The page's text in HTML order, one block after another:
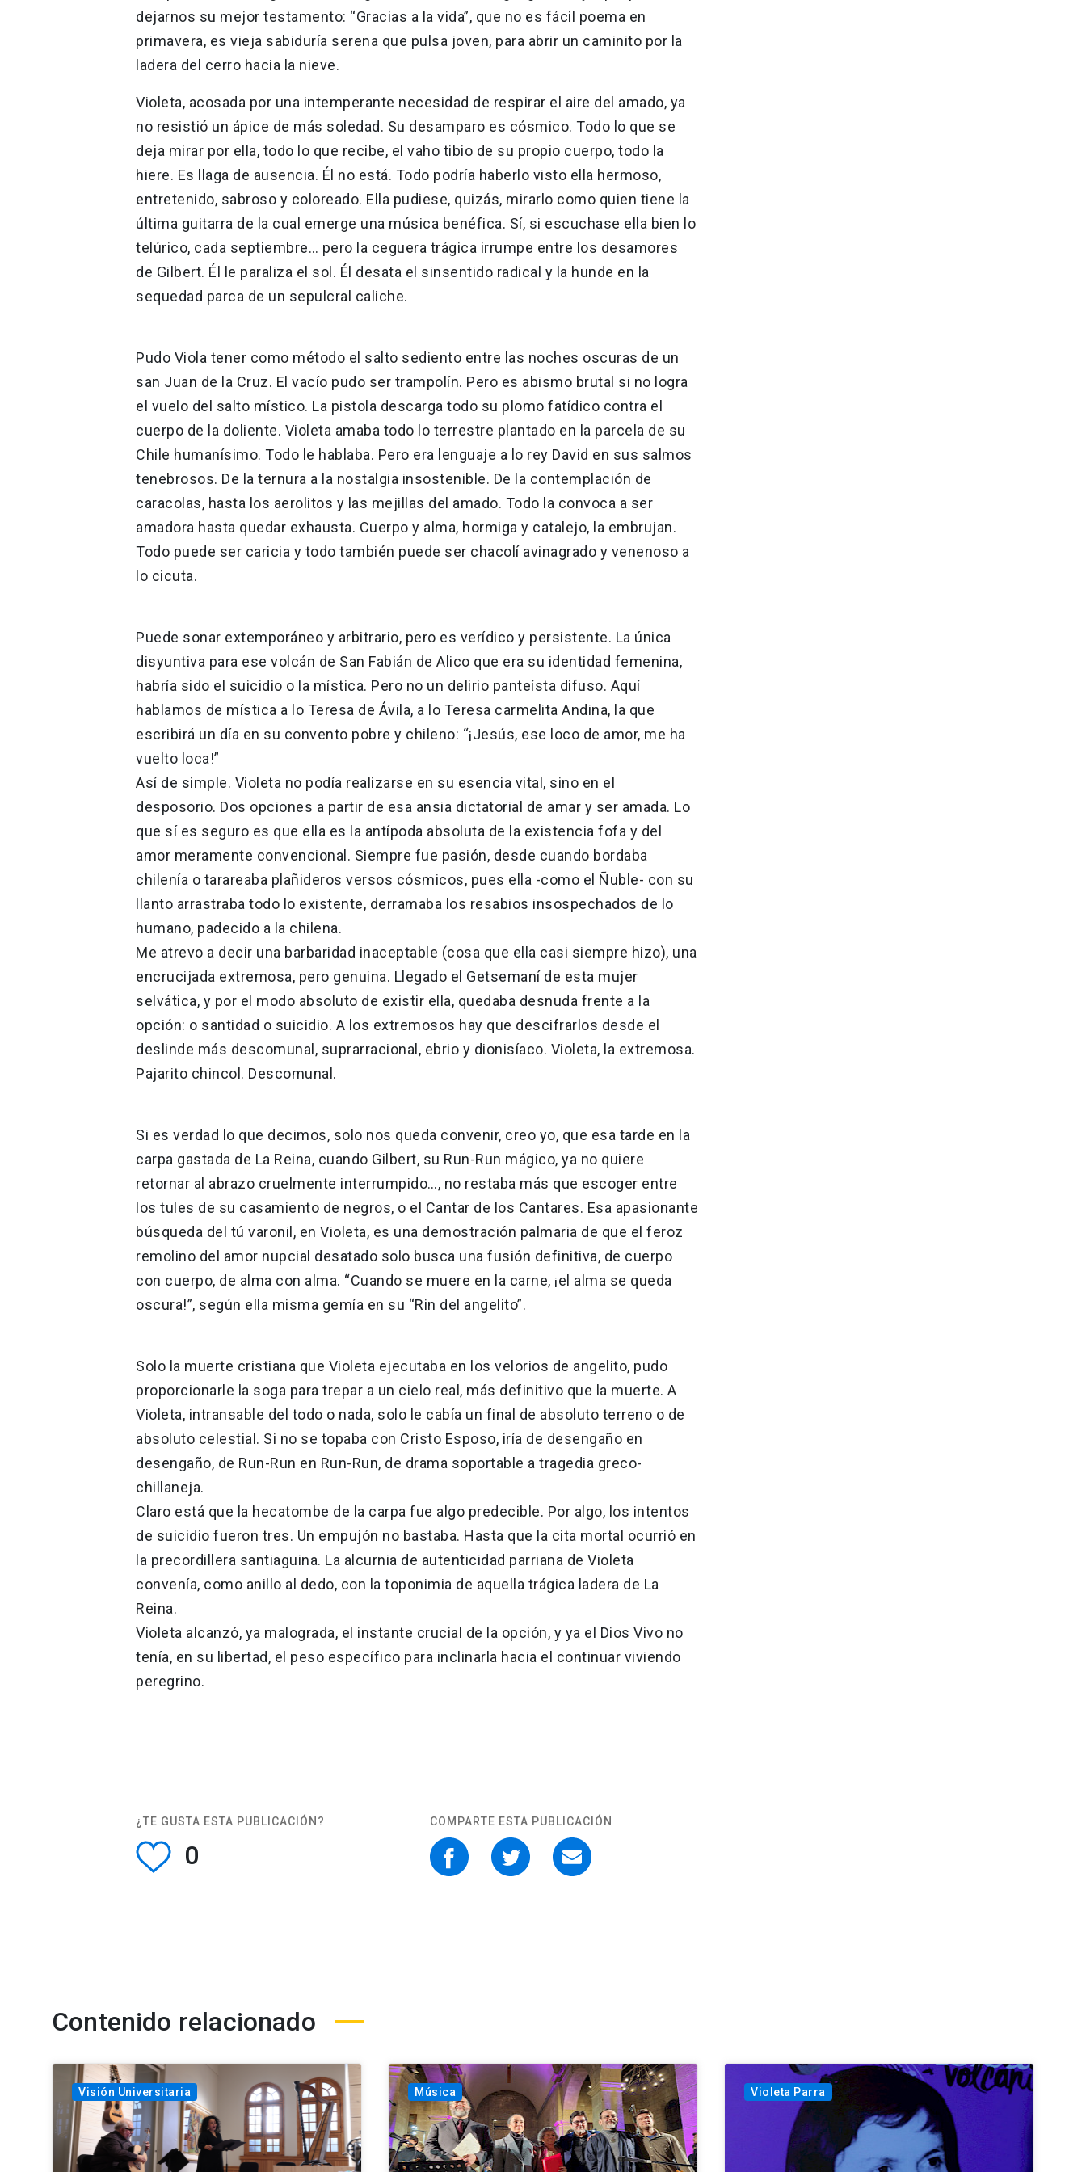
dejarnos su mejor testamento: “Gracias a la vida”, que no es fácil poema en
primavera, es vieja sabiduría serena que pulsa joven, para abrir un caminito por la
ladera del cerro hacia la nieve.
Violeta, acosada por una intemperante necesidad de respirar el aire del amado, ya
no resistió un ápice de más soledad. Su desamparo es cósmico. Todo lo que se
deja mirar por ella, todo lo que recibe, el vaho tibio de su propio cuerpo, todo la
hiere. Es llaga de ausencia. Él no está. Todo podría haberlo visto ella hermoso,
entretenido, sabroso y coloreado. Ella pudiese, quizás, mirarlo como quien tiene la
última guitarra de la cual emerge una música benéfica. Sí, si escuchase ella bien lo
telúrico, cada septiembre… pero la ceguera trágica irrumpe entre los desamores
de Gilbert. Él le paraliza el sol. Él desata el sinsentido radical y la hunde en la
sequedad parca de un sepulcral caliche.
Pudo Viola tener como método el salto sediento entre las noches oscuras de un
san Juan de la Cruz. El vacío pudo ser trampolín. Pero es abismo brutal si no logra
el vuelo del salto místico. La pistola descarga todo su plomo fatídico contra el
cuerpo de la doliente. Violeta amaba todo lo terrestre plantado en la parcela de su
Chile humanísimo. Todo le hablaba. Pero era lenguaje a lo rey David en sus salmos
tenebrosos. De la ternura a la nostalgia insostenible. De la contemplación de
caracolas, hasta los aerolitos y las mejillas del amado. Todo la convoca a ser
amadora hasta quedar exhausta. Cuerpo y alma, hormiga y catalejo, la embrujan.
Todo puede ser caricia y todo también puede ser chacolí avinagrado y venenoso a
lo cicuta.
Puede sonar extemporáneo y arbitrario, pero es verídico y persistente. La única
disyuntiva para ese volcán de San Fabián de Alico que era su identidad femenina,
habría sido el suicidio o la mística. Pero no un delirio panteísta difuso. Aquí
hablamos de mística a lo Teresa de Ávila, a lo Teresa carmelita Andina, la que
escribirá un día en su convento pobre y chileno: “¡Jesús, ese loco de amor, me ha
vuelto loca!”
Así de simple. Violeta no podía realizarse en su esencia vital, sino en el
desposorio. Dos opciones a partir de esa ansia dictatorial de amar y ser amada. Lo
que sí es seguro es que ella es la antípoda absoluta de la existencia fofa y del
amor meramente convencional. Siempre fue pasión, desde cuando bordaba
chilenía o tarareaba plañideros versos cósmicos, pues ella -como el Ñuble- con su
llanto arrastraba todo lo existente, derramaba los resabios insospechados de lo
humano, padecido a la chilena.
Me atrevo a decir una barbaridad inaceptable (cosa que ella casi siempre hizo), una
encrucijada extremosa, pero genuina. Llegado el Getsemaní de esta mujer
selvática, y por el modo absoluto de existir ella, quedaba desnuda frente a la
opción: o santidad o suicidio. A los extremosos hay que descifrarlos desde el
deslinde más descomunal, suprarracional, ebrio y dionisíaco. Violeta, la extremosa.
Pajarito chincol. Descomunal.
Si es verdad lo que decimos, solo nos queda convenir, creo yo, que esa tarde en la
carpa gastada de La Reina, cuando Gilbert, su Run-Run mágico, ya no quiere
retornar al abrazo cruelmente interrumpido…, no restaba más que escoger entre
los tules de su casamiento de negros, o el Cantar de los Cantares. Esa apasionante
búsqueda del tú varonil, en Violeta, es una demostración palmaria de que el feroz
remolino del amor nupcial desatado solo busca una fusión definitiva, de cuerpo
con cuerpo, de alma con alma. “Cuando se muere en la carne, ¡el alma se queda
oscura!”, según ella misma gemía en su “Rin del angelito”.
Solo la muerte cristiana que Violeta ejecutaba en los velorios de angelito, pudo
proporcionarle la soga para trepar a un cielo real, más definitivo que la muerte. A
Violeta, intransable del todo o nada, solo le cabía un final de absoluto terreno o de
absoluto celestial. Si no se topaba con Cristo Esposo, iría de desengaño en
desengaño, de Run-Run en Run-Run, de drama soportable a tragedia greco-
chillaneja.
Claro está que la hecatombe de la carpa fue algo predecible. Por algo, los intentos
de suicidio fueron tres. Un empujón no bastaba. Hasta que la cita mortal ocurrió en
la precordillera santiaguina. La alcurnia de autenticidad parriana de Violeta
convenía, como anillo al dedo, con la toponimia de aquella trágica ladera de La
Reina.
Violeta alcanzó, ya malograda, el instante crucial de la opción, y ya el Dios Vivo no
tenía, en su libertad, el peso específico para inclinarla hacia el continuar viviendo
peregrino.
¿TE GUSTA ESTA PUBLICACIÓN?
0
COMPARTE ESTA PUBLICACIÓN
Contenido relacionado
Visión Universitaria Música Violeta Parra